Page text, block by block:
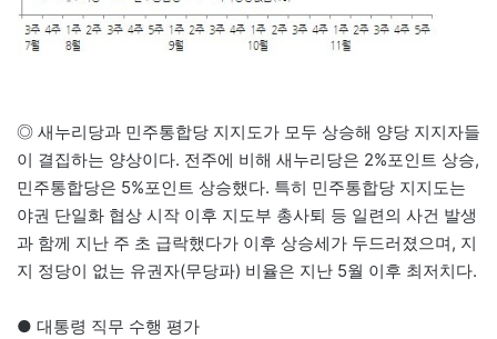
◎ 새누리당과 민주통합당 지지도가 모두 상승해 양당 지지자들
이 결집하는 양상이다. 전주에 비해 새누리당은 2%포인트 상승,
민주통합당은 5%포인트 상승했다. 특히 민주통합당 지지도는
야권 단일화 협상 시작 이후 지도부 총사퇴 등 일련의 사건 발생
과 함께 지난 주 초 급락했다가 이후 상승세가 두드러졌으며, 지
지 정당이 없는 유권자(무당파) 비율은 지난 5월 이후 최저치다.
● 대통령 직무 수행 평가